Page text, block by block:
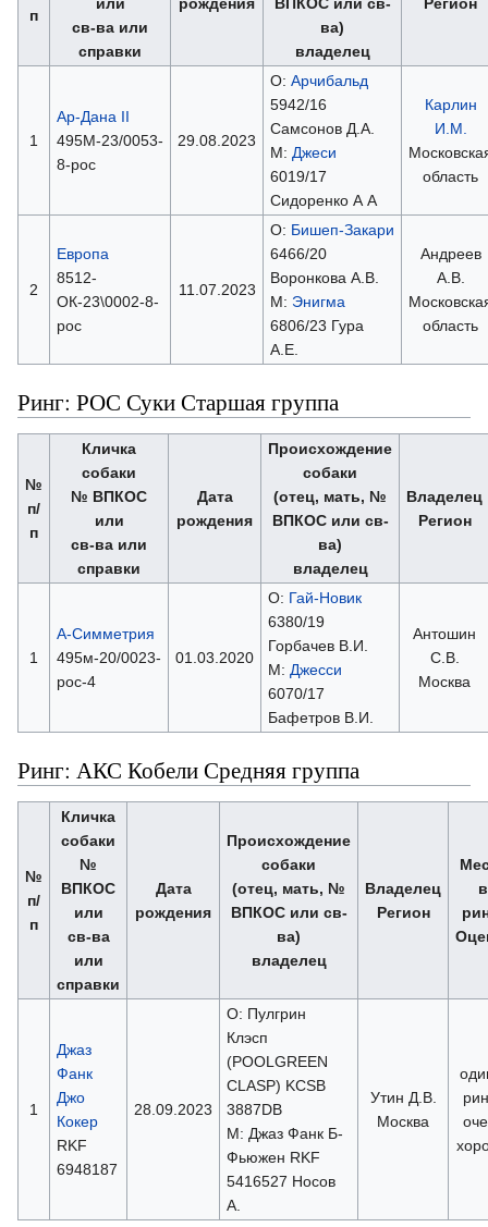
п
или
св-ва или
справки
рождения
ВПКОС или св-
ва)
владелец
Регион
1
Ар-Дана II
495М-23/0053-
8-рос
29.08.2023
О: Арчибальд
5942/16
Самсонов Д.А.
М: Джеси
6019/17
Сидоренко А А
Карлин
И.М.
область
2
Европа
8512-
ОК-23\0002-8-
рос
11.07.2023
О: Бишеп-Закари
6466/20
Воронкова А.В.
М: Энигма
6806/23 Гура
А.Е.
Андреев
А.В.
область
Ринг: РОС Суки Старшая группа
№
п/
п
Кличка
собаки
№ ВПКОС
или
св-ва или
справки
Дата
рождения
Происхождение
собаки
(отец, мать, №
ВПКОС или св-
ва)
владелец
Владелец
Регион
1
А-Симметрия
495м-20/0023-
рос-4
01.03.2020
О: Гай-Новик
6380/19
Горбачев В.И.
М: Джесси
6070/17
Бафетров В.И.
Антошин
С.В.
Москва
Ринг: АКС Кобели Средняя группа
№
п/
п
Кличка
собаки
№
ВПКОС
или
св-ва
или
справки
Дата
рождения
Происхождение
собаки
(отец, мать, №
ВПКОС или св-
ва)
владелец
Владелец
Регион
в
1
Джаз
Фанк
Джо
Кокер
RKF
6948187
28.09.2023
О: Пулгрин
Клэсп
(POOLGREEN
CLASP) KCSB
3887DB
М: Джаз Фанк Б-
Фьюжен RKF
5416527 Носов
А.
Утин Д.В.
Москва